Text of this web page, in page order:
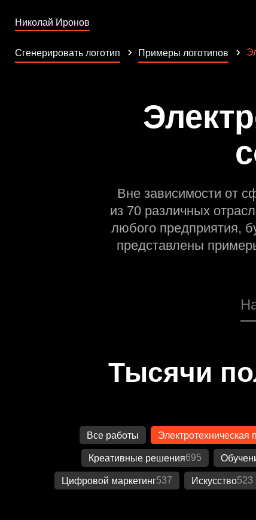
Николай Иронов
Сгенерировать логотип Примеры логотипов
Вне зависимости от
из 70 различных
любого предприятия,
представлены
Тысячи
Все работы Электротехническая
Креативные решения695
Цифровой маркетинг537 Искусство523